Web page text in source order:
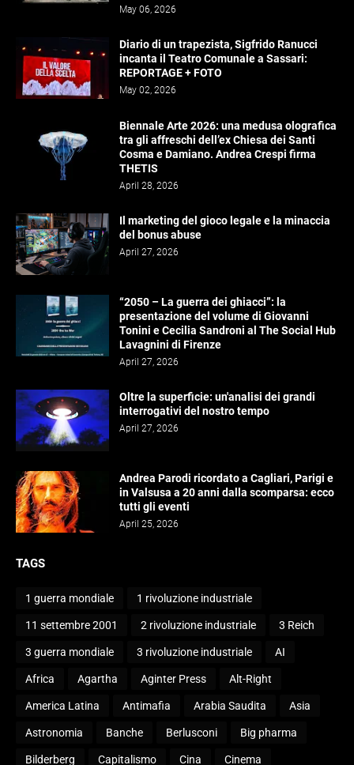
May 06, 2026
Diario di un trapezista, Sigfrido Ranucci
incanta il Teatro Comunale a Sassari:
REPORTAGE + FOTO
May 02, 2026
Biennale Arte 2026: una medusa olografica
tra gli affreschi dell’ex Chiesa dei Santi
Cosma e Damiano. Andrea Crespi firma
THETIS
April 28, 2026
Il marketing del gioco legale e la minaccia
del bonus abuse
April 27, 2026
“2050 – La guerra dei ghiacci”: la
presentazione del volume di Giovanni
Tonini e Cecilia Sandroni al The Social Hub
Lavagnini di Firenze
April 27, 2026
Oltre la superficie: un'analisi dei grandi
interrogativi del nostro tempo
April 27, 2026
Andrea Parodi ricordato a Cagliari, Parigi e
in Valsusa a 20 anni dalla scomparsa: ecco
tutti gli eventi
April 25, 2026
TAGS
1 guerra mondiale 1 rivoluzione industriale
11 settembre 2001 2 rivoluzione industriale 3 Reich
3 guerra mondiale 3 rivoluzione industriale AI
Africa Agartha Aginter Press Alt-Right
America Latina Antimafia Arabia Saudita Asia
Astronomia Banche Berlusconi Big pharma
Bilderberg Capitalismo Cina Cinema